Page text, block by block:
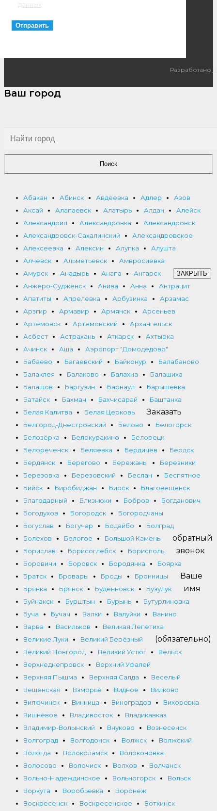
данных
Разработано
Ваш город
Поиск
Абакан Абинск Авдеевка Адлер
Азов
Аксай
Алапаевск Алатырь Алдан
Алейск
Александрия
Александровка
Александровск
Александровск-Сахалинский
Александровское
Алексеевка
Алексин Алупка
Алушта
Алчевск
Альметьевск
Амвросиевка
Амурск
Анадырь Анапа
Ангарск
Анжеро-Судженск
Анива Анна
Антрацит
Апатиты
Апрелевка Арбузинка
Арзамас
Арзгир
Армавир Армянск
Арсеньев
Артёмовск
Артемовский
Архангельск
Асбест
Астрахань Аткарск
Ахтырка
Ачинск
Аша
Аэропорт "Домодедово"
Бабаево
Багаевский Байконур
Балабаново
Балаклея
Балаково Балахна
Балашиха
Балашов
Баргузин Барнаул
Барышевка
Батайск
Бахмач Бахчисарай
Баштанка
Белая Калитва
Белая Церковь
Белгород-Днестровский
Белово
Белогорск
Белозёрка
Белокуракино
Белорецк
Белореченск
Беляевка Бердичев
Бердск
Бердянск
Берегово Бережаны
Березники
Березовка
Березовский Беслан
Беспятное
Бийск
Биробиджан Бирск
Благовещенск
Благодарный
Близнюки Бобров
Богданович
Богодухов
Богородск
Богородчаны
Богуслав
Богучар Бодайбо
Болград
Болехов
Бологое
Большой Камень
Борислав
Борисоглебск
Борисполь
Боровичи
Боровск Бородянка
Боярка
Братск
Бровары Броды
Бронницы
Брянка
Брянск Буденновск
Бузулук
Буйнакск
Бурштын Бурынь
Бутурлиновка
Буча
Бучач Валки Валуйки
Ванино
Варва
Васильков
Великая Лепетиха
Великие Луки
Великий Берёзный
Великий Новгород
Великий Устюг
Вельск
Верхнеднепровск
Верхний Уфалей
Верхняя Пышма
Верхняя Салда
Веселый
Вешенская
Взморье Видное
Вилково
Вилючинск
Винница Виноградов
Вихоревка
Вишнёвое
Владивосток
Владикавказ
Владимир-Волынский
Внуково
Вознесенск
Волгоград
Волгодонск Волжск
Волжский
Вологда
Волоколамск
Волоконовка
Волосово
Волочиск Волхов
Волчанск
Вольно-Надеждинское
Вольногорск
Вольск
Воркута
Воробьевка
Воронеж
Воскресенск
Воскресенское
Воткинск
ЗАКРЫТЬ
Заказать
обратный
звонок
Ваше
имя
(обязательно)